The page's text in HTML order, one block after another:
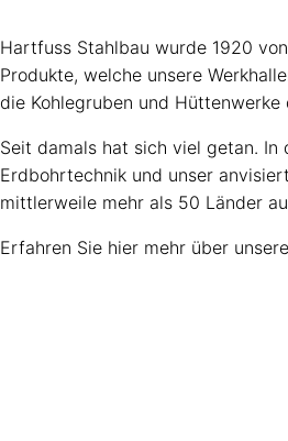
Hartfuss Stahlbau wurde 1920
Produkte, welche unsere
die Kohlegruben und Hüttenwerke
Seit damals hat sich viel getan. In
Erdbohrtechnik und unser
mittlerweile mehr als 50 Länder
Erfahren Sie hier mehr über